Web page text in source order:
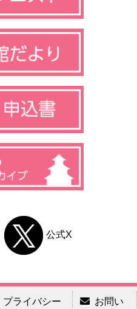
公式X
プライバシー お問い